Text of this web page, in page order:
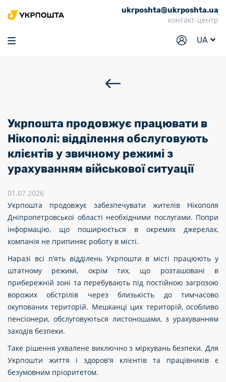
ukrposhta@ukrposhta.ua
контакт-центр
UA
Головна
Маркет
Відділення
Філателія
Кар’єра
Для бізнесу
Укрпошта продовжує працювати в
Нікополі: відділення обслуговують
клієнтів у звичному режимі з
урахуванням військової ситуації
01.07.2026
Укрпошта продовжує забезпечувати жителів Нікополя
Дніпропетровської області необхідними послугами. Попри
інформацію, що поширюється в окремих джерелах,
компанія не припиняє роботу в місті.
Наразі всі п’ять відділень Укрпошти в місті працюють у
штатному режимі, окрім тих, що розташовані в
прибережній зоні та перебувають під постійною загрозою
ворожих обстрілів через близькість до тимчасово
окупованих територій. Мешканці цих територій, особливо
пенсіонери, обслуговуються листоношами, з урахуванням
заходів безпеки.
Таке рішення ухвалене виключно з міркувань безпеки. Для
Укрпошти життя і здоров'я клієнтів та працівників є
безумовним пріоритетом.